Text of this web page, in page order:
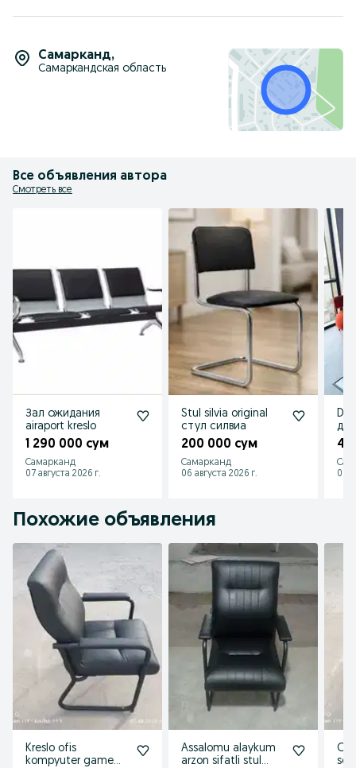
Самарканд,
Самаркандская область
Все объявления автора
Смотреть все
Зал ожидания
airaport kreslo
1 290 000 сум
Самарканд
07 августа 2026 г.
Stul silvia original
стул силвиа
200 000 сум
Самарканд
06 августа 2026 г.
4
06
Похожие объявления
Kreslo ofis
kompyuter game
Assalomu alaykum
arzon sifatli stul